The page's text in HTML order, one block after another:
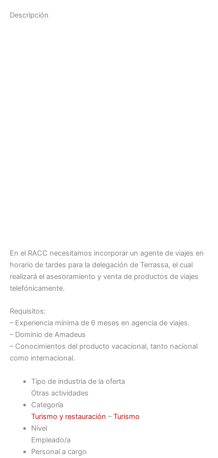
Descripción
En el RACC necesitamos incorporar un agente de viajes en
horario de tardes para la delegación de Terrassa, el cual
realizará el asesoramiento y venta de productos de viajes
telefónicamente.
Requisitos:
– Experiencia mínima de 6 meses en agencia de viajes.
– Dominio de Amadeus
– Conocimientos del producto vacacional, tanto nacional
como internacional.
Tipo de industria de la oferta
Otras actividades
Categoría
Turismo y restauración –Turismo
Nivel
Empleado/a
Personal a cargo